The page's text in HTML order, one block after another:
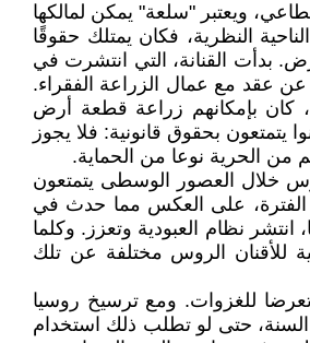
ويعتبر "سلعة" يمكن لمالكها
النظرية، فكان يمتلك حقوقًا
بدأت القنانة، التي انتشرت في
ما كانت تنشأ في البداية عن عقد مع عمال الزراعة الفقراء.
كان بإمكانهم زراعة قطعة أرض
بحقوق قانونية: فلا يجوز
من الحرية نوعا من الحماية.
خلال العصور الوسطى يتمتعون
الفترة، على العكس مما حدث في
نظام العبودية وتعزز. وكلما
للأقنان الروس مختلفة عن تلك
تعرضا للغزوات. ومع ترسيخ روسيا
في أراضيهم على مدار السنة، حتى لو تطلب ذلك استخدام